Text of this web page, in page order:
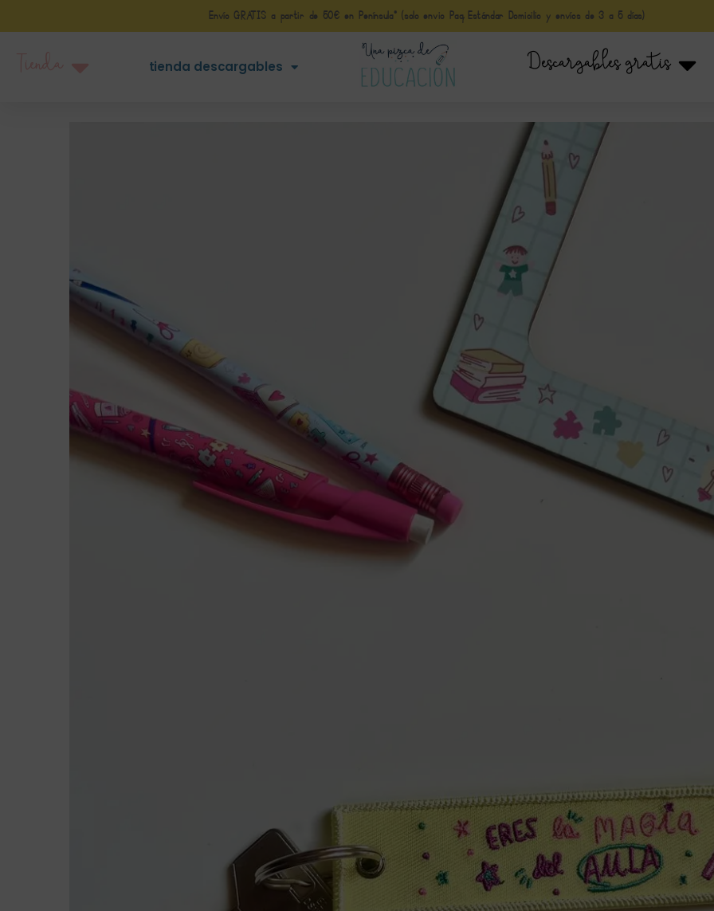
Envío GRATIS a partir de 50€ en Península* (solo envio Paq Estándar Domicilio y envíos de 3 a 5 días)
tienda descargables Descargables gratis